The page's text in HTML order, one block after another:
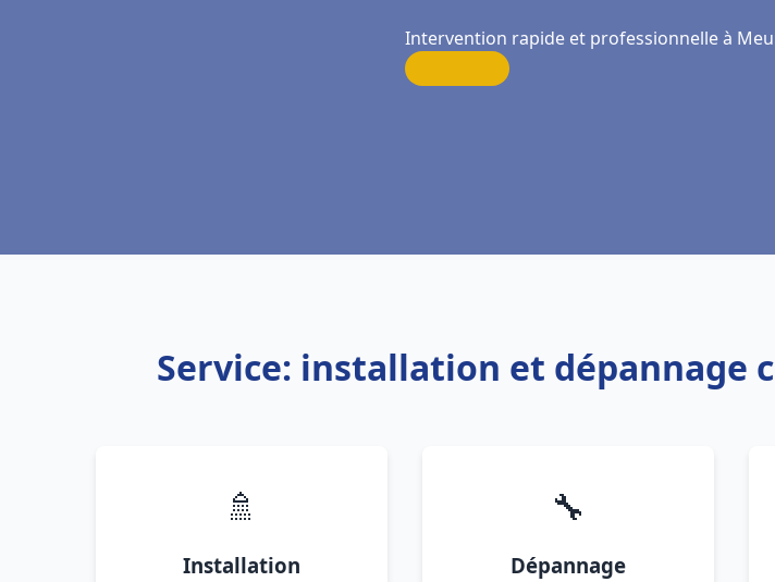
Intervention rapide et professionnelle à
Service: installation et dépannage
🚿
Installation
🔧
Dépannage